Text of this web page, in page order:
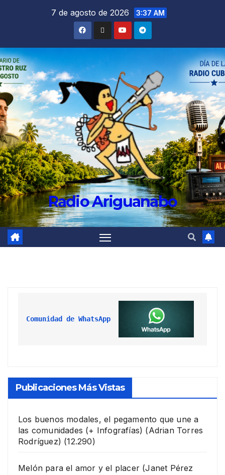
7 de agosto de 2026 3:37 AM
Radio Ariguanabo
Comunidad de WhatsApp
Publicaciones Más Vistas
Los buenos modales, el pegamento que une a
las comunidades (+ Infografías) (Adrian Torres
Rodríguez) (12.290)
Melón para el amor y el placer (Janet Pérez